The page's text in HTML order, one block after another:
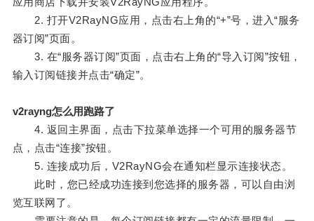
2. 打开V2RayNG应用，点击右上角的“+”号，进入“服务
器订阅”页面。
3. 在“服务器订阅”页面，点击右上角的“导入订阅”按钮，
输入订阅链接并点击“确定”。
v2rayng怎么用跑路了
4. 返回主界面，点击下拉菜单选择一个可用的服务器节
点，点击“连接”按钮。
5. 连接成功后，V2RayNG会在通知栏显示连接状态。
此时，您已经成功连接到您选择的服务器，可以自由浏
览互联网了。